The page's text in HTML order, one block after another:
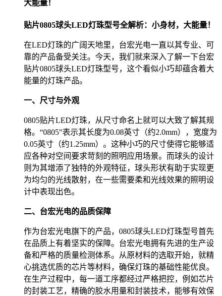
大能量！
贴片0805球头LED灯珠型号全解析：小身材，大能量！
在LED灯珠的广阔天地里，台宏光电一直以其专业、可
靠的产品备受关注。今天，我们就来深入了解一下台宏
贴片0805球头LED灯珠型号，这个看似小巧却蕴含着大
能量的灯珠产品。
一、尺寸与外观
0805贴片LED灯珠，从尺寸命名上就可以大致了解其规
格。“0805”表示其长度为0.08英寸（约2.0mm），宽度为
0.05英寸（约1.25mm）。这种小巧的尺寸使得它能够适
应各种对空间要求苛刻的照明应用场景。而球头的设计
则为其增添了独特的外观特征，球头形状有助于实现更
为均匀的光线散射，在一些需要柔和光线效果的照明设
计中表现出色。
二、台宏光电的品质保障
作为台宏光电旗下的产品，0805球头LED灯珠型号首先
在品质上有着坚实的保障。台宏光电拥有先进的生产设
备和严格的质量检测体系。从原材料的选取开始，就精
心挑选优质的芯片等材料，确保灯珠的基础性能优良。
在生产过程中，每一道工序都经过严格把控，例如芯片
的封装工艺，精确的胶水用量和封装技术，能够有效保